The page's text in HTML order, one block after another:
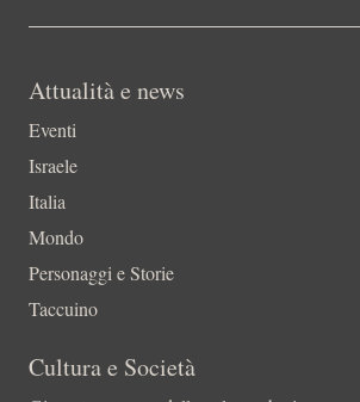
Attualità e news
Eventi
Israele
Italia
Mondo
Personaggi e Storie
Taccuino
Cultura e Società